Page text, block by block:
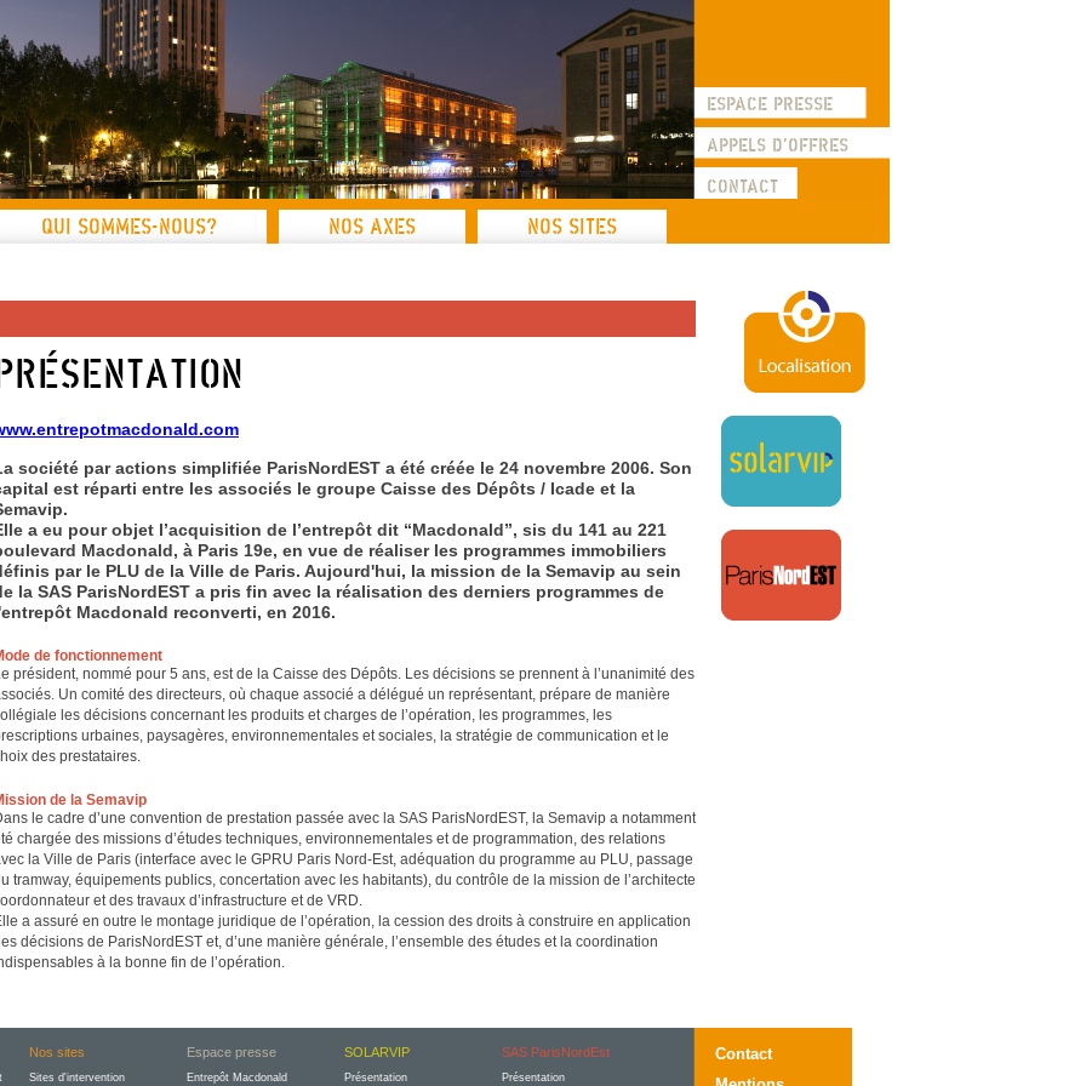
les sites de la SEMAVIP
ESPACE PRESSE
APPELS D'OFFRES
CONTACT
QUI SOMMES-NOUS? NOS AXES NOS SITES
société par actions simplifiée ParisNordEST a été créée le 24 novembre 2006. Son
est réparti entre les associés le groupe Caisse des Dépôts / Icade et la
a eu pour objet l’acquisition de l’entrepôt dit “Macdonald”, sis du 141 au 221
Macdonald, à Paris 19e, en vue de réaliser les programmes immobiliers
par le PLU de la Ville de Paris. Aujourd'hui, la mission de la Semavip au sein
la SAS ParisNordEST a pris fin avec la réalisation des derniers programmes de
Macdonald reconverti, en 2016.
de fonctionnement
président, nommé pour 5 ans, est de la Caisse des Dépôts. Les décisions se prennent à l’unanimité des
Un comité des directeurs, où chaque associé a délégué un représentant, prépare de manière
les décisions concernant les produits et charges de l’opération, les programmes, les
urbaines, paysagères, environnementales et sociales, la stratégie de communication et le
des prestataires.
de la Semavip
le cadre d’une convention de prestation passée avec la SAS ParisNordEST, la Semavip a notamment
chargée des missions d’études techniques, environnementales et de programmation, des relations
la Ville de Paris (interface avec le GPRU Paris Nord-Est, adéquation du programme au PLU, passage
tramway, équipements publics, concertation avec les habitants), du contrôle de la mission de l’architecte
et des travaux d’infrastructure et de VRD.
a assuré en outre le montage juridique de l’opération, la cession des droits à construire en application
décisions de ParisNordEST et, d’une manière générale, l’ensemble des études et la coordination
à la bonne fin de l’opération.
Contact
Nos sites
Sites d'intervention
Espace presse
Entrepôt Macdonald
SOLARVIP
Présentation
SAS ParisNordEst
Présentation